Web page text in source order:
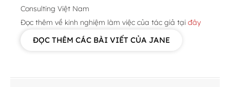
Consulting Việt Nam
Đọc thêm về kinh nghiệm làm việc của tác giả tại đây
ĐỌC THÊM CÁC BÀI VIẾT CỦA JANE